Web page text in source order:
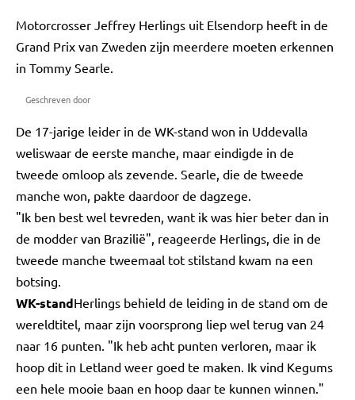
Motorcrosser Jeffrey Herlings uit Elsendorp heeft in de
Grand Prix van Zweden zijn meerdere moeten erkennen
in Tommy Searle.
Geschreven door
De 17-jarige leider in de WK-stand won in Uddevalla
weliswaar de eerste manche, maar eindigde in de
tweede omloop als zevende. Searle, die de tweede
manche won, pakte daardoor de dagzege.
"Ik ben best wel tevreden, want ik was hier beter dan in
de modder van Brazilië", reageerde Herlings, die in de
tweede manche tweemaal tot stilstand kwam na een
botsing.
WK-standHerlings behield de leiding in de stand om de
wereldtitel, maar zijn voorsprong liep wel terug van 24
naar 16 punten. "Ik heb acht punten verloren, maar ik
hoop dit in Letland weer goed te maken. Ik vind Kegums
een hele mooie baan en hoop daar te kunnen winnen."